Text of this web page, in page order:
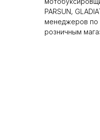
PARSUN,
менеджеров по
розничным